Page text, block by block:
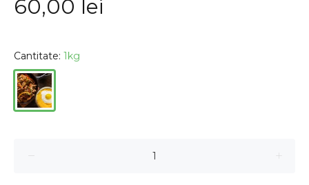
60,00 lei
Cantitate: 1kg